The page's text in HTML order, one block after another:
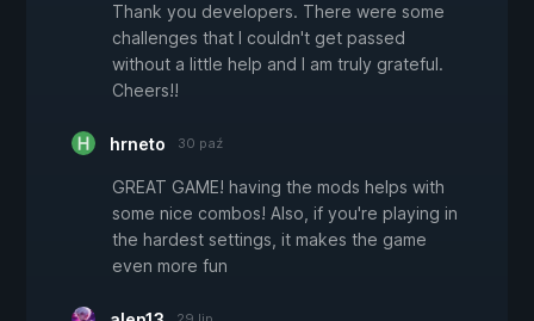
Thank you developers. There were some
challenges that I couldn't get passed
without a little help and I am truly grateful.
Cheers!!
hrneto 30 paź
GREAT GAME! having the mods helps with
some nice combos! Also, if you're playing in
the hardest settings, it makes the game
even more fun